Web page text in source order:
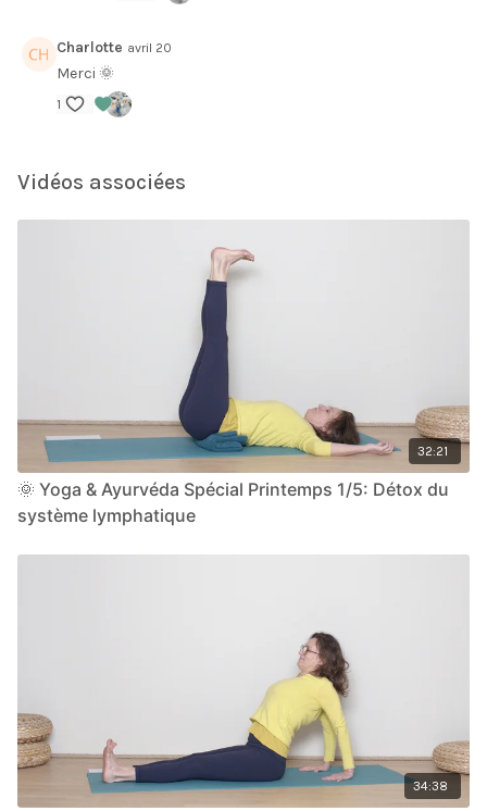
Charlotte avril 20
Merci 🌞
1
Vidéos associées
32:21
🌞 Yoga & Ayurvéda Spécial Printemps 1/5: Détox du
système lymphatique
34:38